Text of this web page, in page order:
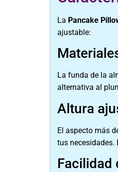
La Pancake
ajustable:
La funda de la
alternativa al
Altura
El aspecto más
tus necesidades.
Facilidad